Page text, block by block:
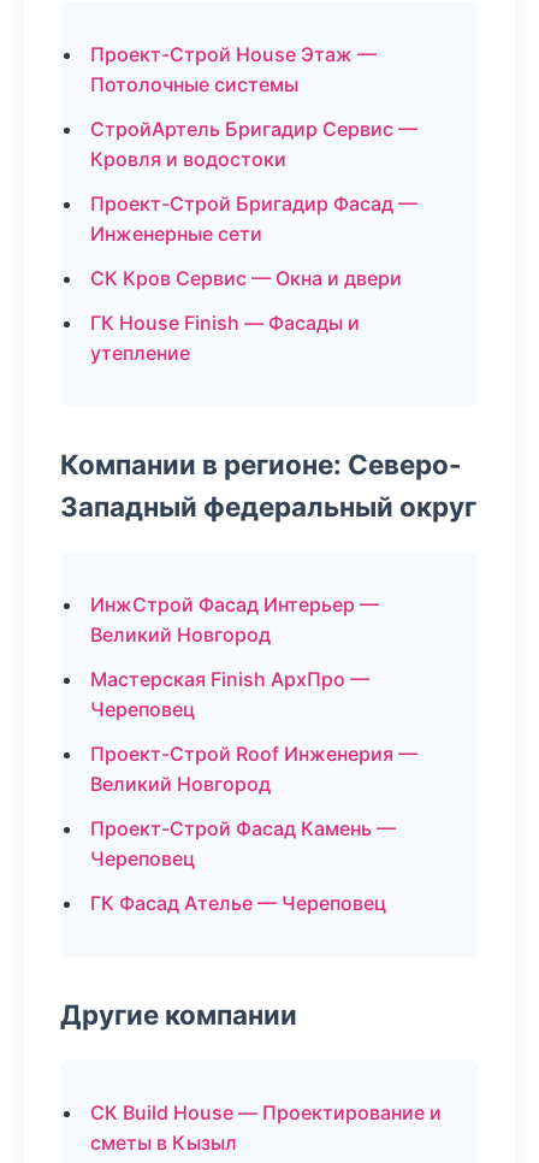
Проект-Строй House Этаж —
Потолочные системы
СтройАртель Бригадир Сервис —
Кровля и водостоки
Проект-Строй Бригадир Фасад —
Инженерные сети
СК Кров Сервис — Окна и двери
ГК House Finish — Фасады и
утепление
Компании в регионе: Северо-
Западный федеральный округ
ИнжСтрой Фасад Интерьер —
Великий Новгород
Мастерская Finish АрхПро —
Череповец
Проект-Строй Roof Инженерия —
Великий Новгород
Проект-Строй Фасад Камень —
Череповец
ГК Фасад Ателье — Череповец
Другие компании
СК Build House — Проектирование и
сметы в Кызыл